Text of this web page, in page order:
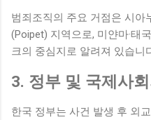
범죄조직의 주요 거점은 시아
(Poipet) 지역으로, 미얀마·태
크의 중심지로 알려져 있습니
3. 정부 및 국제사
한국 정부는 사건 발생 후 외